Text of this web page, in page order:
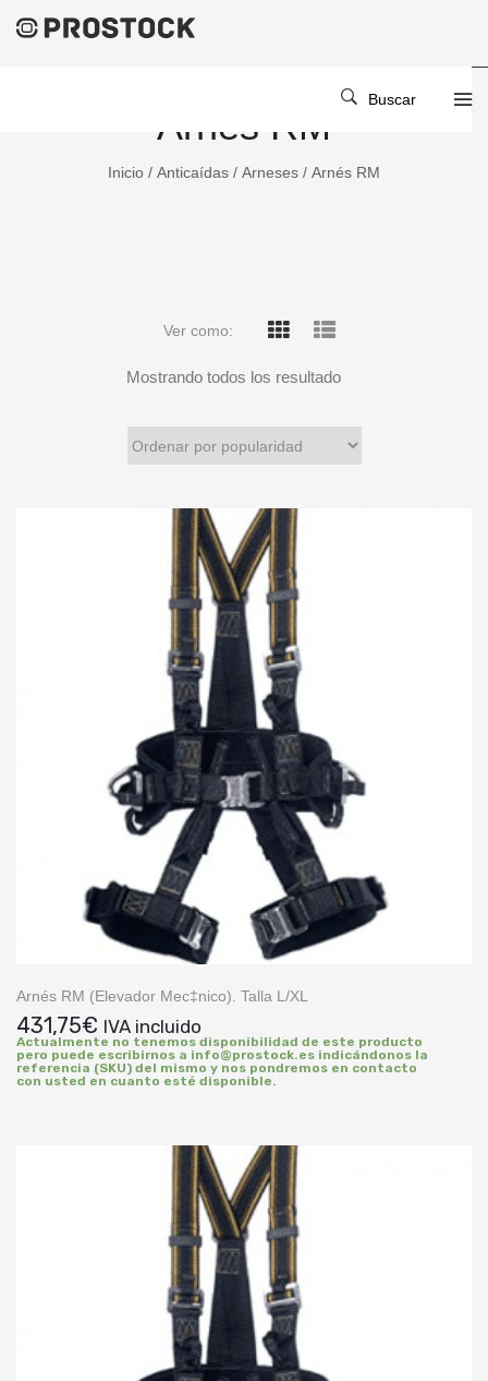
Buscar
Arnés RM
Inicio / Anticaídas / Arneses / Arnés RM
Ver como:
Mostrando todos los resultado
Arnés RM (Elevador Mec‡nico). Talla L/XL
431,75€ IVA incluido
Actualmente no tenemos disponibilidad de este producto
pero puede escribirnos a info@prostock.es indicándonos la
referencia (SKU) del mismo y nos pondremos en contacto
con usted en cuanto esté disponible.